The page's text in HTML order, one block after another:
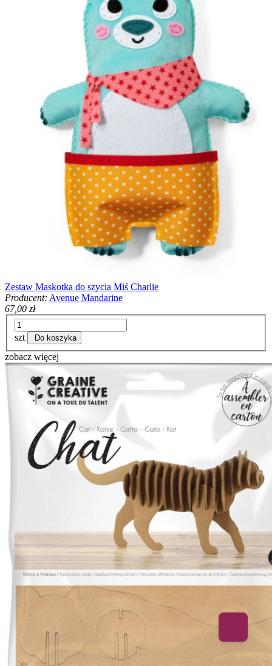
Zestaw Maskotka do szycia Miś Charlie
Producent: Avenue Mandarine
67,00 zł
szt Do koszyka
zobacz więcej